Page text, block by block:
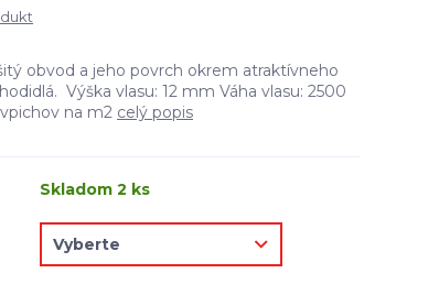
obvod a jeho povrch okrem atraktívneho
Výška vlasu: 12 mm Váha vlasu: 2500
na m2 celý popis
Skladom 2 ks